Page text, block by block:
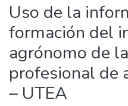
Normativas
Uso de la
formación del
agrónomo de
profesional de
– UTEA